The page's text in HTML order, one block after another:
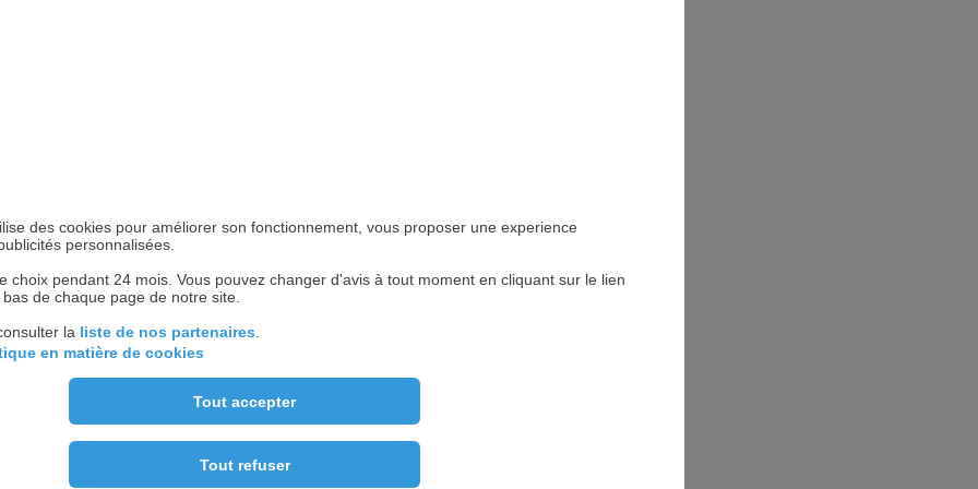
les charges, les actions mises en
ne peuvent pas dépasser 12 mois.
ligne
être effectuée
délai de paiement est accessible via le tableau
temps la remise des majorations de retard.
sera soldé. À défaut, elles seront dues.
des cookies pour améliorer son fonctionnement, vous proposer une experience
personnalisées.
choix pendant 24 mois. Vous pouvez changer d'avis à tout moment en cliquant sur le lien
de chaque page de notre site.
la liste de nos partenaires.
en matière de cookies
Tout accepter
Tout refuser